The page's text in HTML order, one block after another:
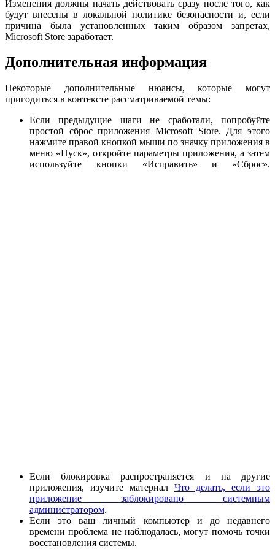
Изменения должны начать действовать сразу после того, как
будут внесены в локальной политике безопасности и, если
причина была установленных таким образом запретах,
Microsoft Store заработает.
Дополнительная информация
Некоторые дополнительные нюансы, которые могут
пригодиться в контексте рассматриваемой темы:
Если предыдущие шаги не сработали, попробуйте
простой сброс приложения Microsoft Store. Для этого
нажмите правой кнопкой мыши по значку приложения в
меню «Пуск», откройте параметры приложения, а затем
используйте кнопки «Исправить» и «Сброс».
Если блокировка распространяется и на другие
приложения, изучите материал Что делать, если это
приложение заблокировано системным
администратором.
Если это ваш личный компьютер и до недавнего
времени проблема не наблюдалась, могут помочь точки
восстановления системы.